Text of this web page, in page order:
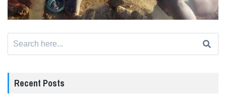
Recent Posts